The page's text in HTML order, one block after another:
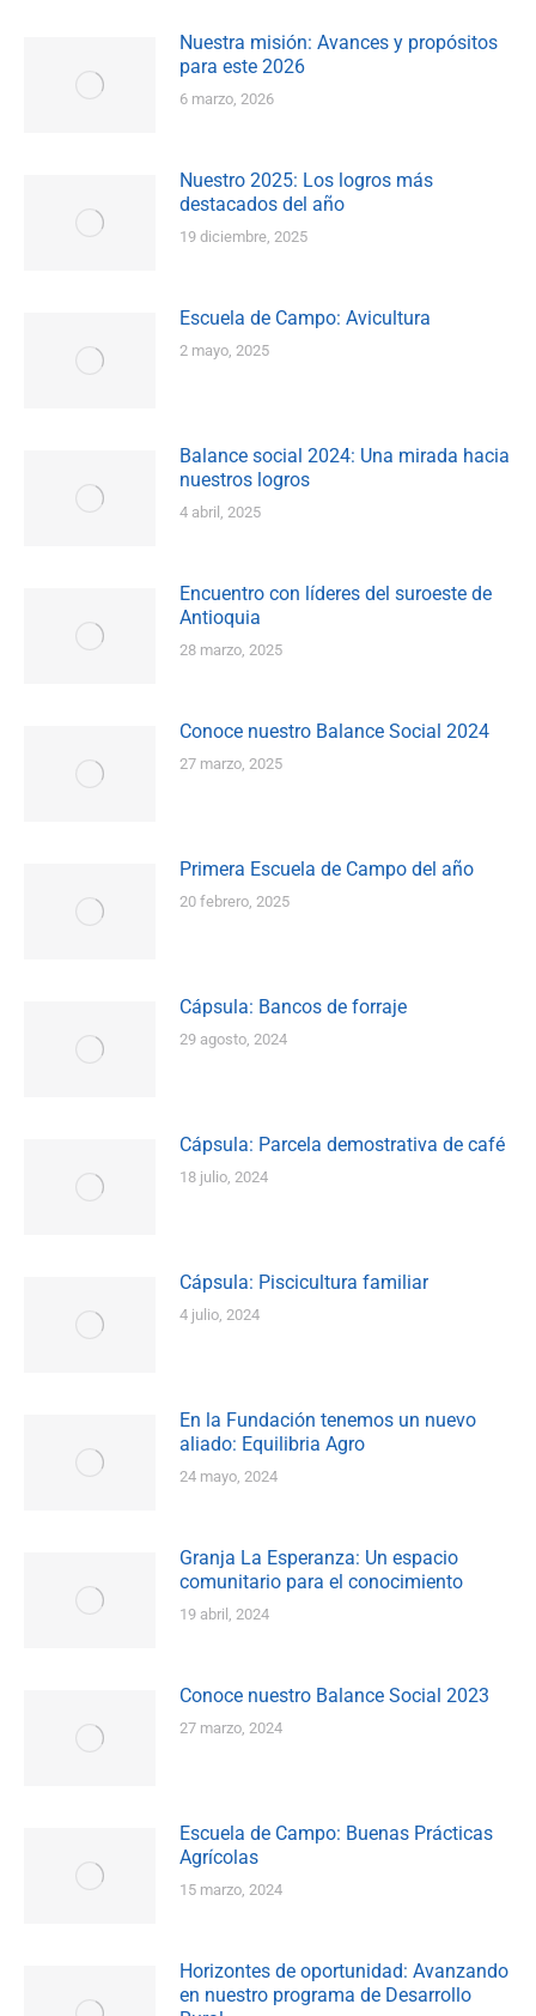
Nuestra misión: Avances y propósitos
para este 2026
6 marzo, 2026
Nuestro 2025: Los logros más
destacados del año
19 diciembre, 2025
Escuela de Campo: Avicultura
2 mayo, 2025
Balance social 2024: Una mirada hacia
nuestros logros
4 abril, 2025
Encuentro con líderes del suroeste de
Antioquia
28 marzo, 2025
Conoce nuestro Balance Social 2024
27 marzo, 2025
Primera Escuela de Campo del año
20 febrero, 2025
Cápsula: Bancos de forraje
29 agosto, 2024
Cápsula: Parcela demostrativa de café
18 julio, 2024
Cápsula: Piscicultura familiar
4 julio, 2024
En la Fundación tenemos un nuevo
aliado: Equilibria Agro
24 mayo, 2024
Granja La Esperanza: Un espacio
comunitario para el conocimiento
19 abril, 2024
Conoce nuestro Balance Social 2023
27 marzo, 2024
Escuela de Campo: Buenas Prácticas
Agrícolas
15 marzo, 2024
Horizontes de oportunidad: Avanzando
en nuestro programa de Desarrollo